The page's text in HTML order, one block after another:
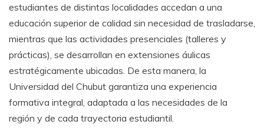
estudiantes de distintas localidades accedan a una
educación superior de calidad sin necesidad de trasladarse,
mientras que las actividades presenciales (talleres y
prácticas), se desarrollan en extensiones áulicas
estratégicamente ubicadas. De esta manera, la
Universidad del Chubut garantiza una experiencia
formativa integral, adaptada a las necesidades de la
región y de cada trayectoria estudiantil.